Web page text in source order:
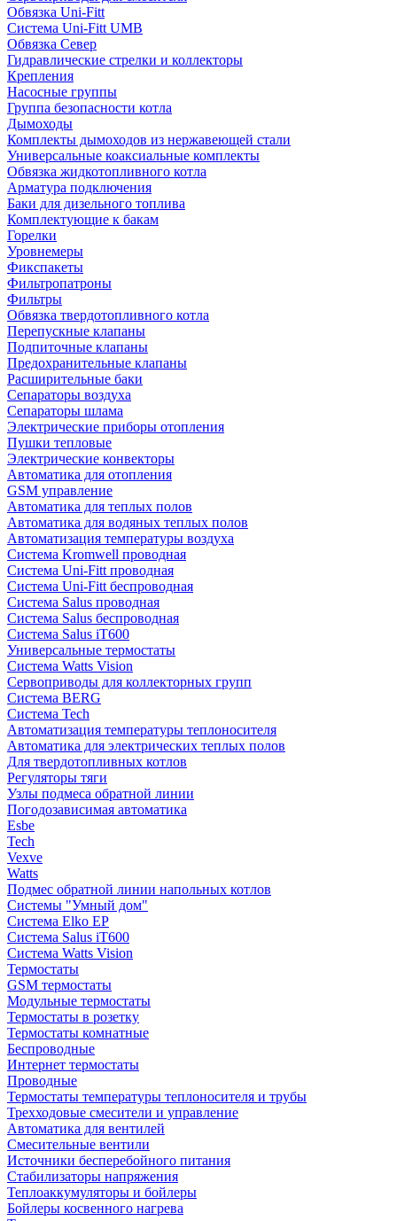
Обвязка Uni-Fitt
Система Uni-Fitt UMB
Обвязка Север
Гидравлические стрелки и коллекторы
Крепления
Насосные группы
Группа безопасности котла
Дымоходы
Комплекты дымоходов из нержавеющей стали
Универсальные коаксиальные комплекты
Обвязка жидкотопливного котла
Арматура подключения
Баки для дизельного топлива
Комплектующие к бакам
Горелки
Уровнемеры
Фикспакеты
Фильтропатроны
Фильтры
Обвязка твердотопливного котла
Перепускные клапаны
Подпиточные клапаны
Предохранительные клапаны
Расширительные баки
Сепараторы воздуха
Сепараторы шлама
Электрические приборы отопления
Пушки тепловые
Электрические конвекторы
Автоматика для отопления
GSM управление
Автоматика для теплых полов
Автоматика для водяных теплых полов
Автоматизация температуры воздуха
Система Kromwell проводная
Система Uni-Fitt проводная
Система Uni-Fitt беспроводная
Система Salus проводная
Система Salus беспроводная
Система Salus iT600
Универсальные термостаты
Система Watts Vision
Сервоприводы для коллекторных групп
Система BERG
Система Tech
Автоматизация температуры теплоносителя
Автоматика для электрических теплых полов
Для твердотопливных котлов
Регуляторы тяги
Узлы подмеса обратной линии
Погодозависимая автоматика
Esbe
Tech
Vexve
Watts
Подмес обратной линии напольных котлов
Системы "Умный дом"
Система Elko EP
Система Salus iT600
Система Watts Vision
Термостаты
GSM термостаты
Модульные термостаты
Термостаты в розетку
Термостаты комнатные
Беспроводные
Интернет термостаты
Проводные
Термостаты температуры теплоносителя и трубы
Трехходовые смесители и управление
Автоматика для вентилей
Смесительные вентили
Источники бесперебойного питания
Стабилизаторы напряжения
Теплоаккумуляторы и бойлеры
Бойлеры косвенного нагрева